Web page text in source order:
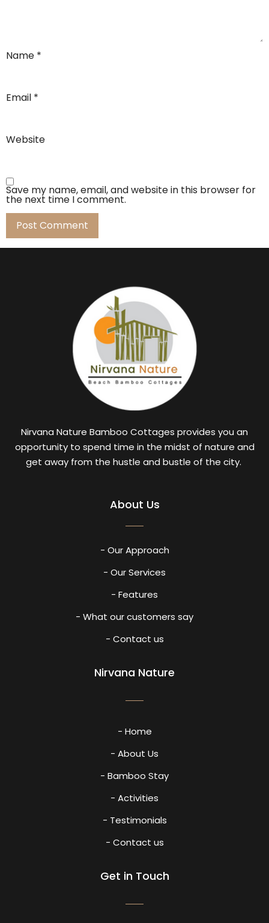
Name *
Email *
Website
Save my name, email, and website in this browser for
the next time I comment.
Nirvana Nature Bamboo Cottages provides you an
opportunity to spend time in the midst of nature and
get away from the hustle and bustle of the city.
About Us
- Our Approach
- Our Services
- Features
- What our customers say
- Contact us
Nirvana Nature
- Home
- About Us
- Bamboo Stay
- Activities
- Testimonials
- Contact us
Get in Touch